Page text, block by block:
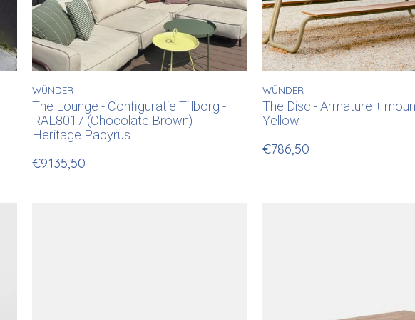
WÜNDER
The Lounge - Configuratie Tillborg -
RAL8017 (Chocolate Brown) -
Heritage Papyrus
€9.135,50
WÜNDER
The Disc - Armature +
Yellow
€786,50